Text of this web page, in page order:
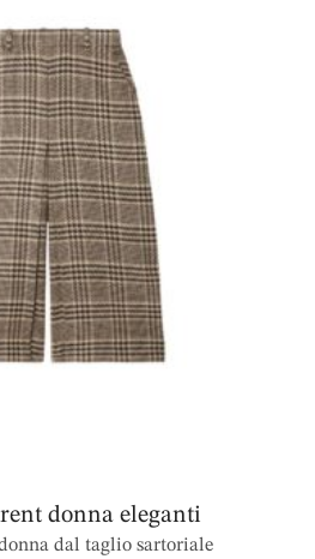
donna eleganti
dal taglio sartoriale